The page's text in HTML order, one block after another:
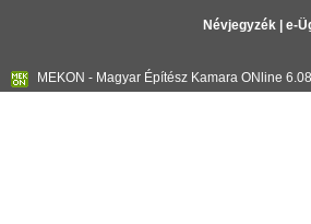
Névjegyzék| e-
MEKON - Magyar Építész Kamara ONline